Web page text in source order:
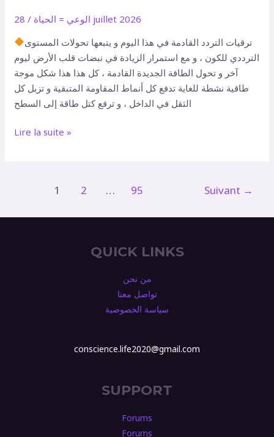
الوعي = الحياة /
28 juillet 2026
ترقيات التردد القادمة في هذا اليوم و يتبعها تحولات المستوى
الترددي للكون ، و مع استمرار الزيادة في نبضات قلب الأرض ليوم
آخر و تحول الطاقة الجديدة القادمة ، كل هذا هذا شكل موجة
طاقية نشطة للغاية تدفع كل أنماط المقاومة المتبقية و تزيل كل
الثقل في الداخل ، و ترفع كتل طاقة إلى السطح
Lire la suite »
1 2 … 95 Suivant →
QUICK LINKS
من نحن
تواصل معنا
سياسة الخصوصية
conscience.life2020@gmail.com
SUPPORT
Forums
Forums